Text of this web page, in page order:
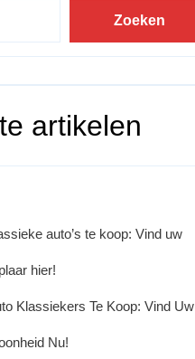
Zoeken
artikelen
auto’s te koop: Vind uw
hier!
Klassiekers Te Koop: Vind Uw
Nu!